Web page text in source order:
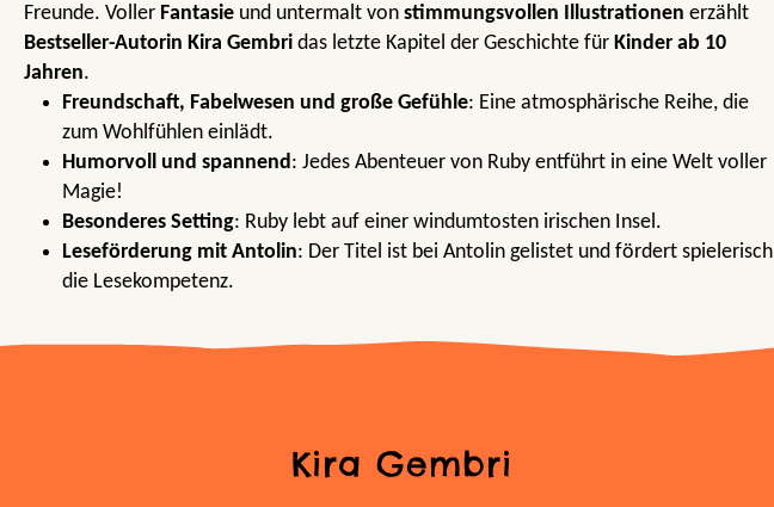
Freunde. Voller Fantasie und untermalt von stimmungsvollen Illustrationen erzählt
Bestseller-Autorin Kira Gembri das letzte Kapitel der Geschichte für Kinder ab 10
Jahren.
Freundschaft, Fabelwesen und große Gefühle: Eine atmosphärische Reihe, die
zum Wohlfühlen einlädt.
Humorvoll und spannend: Jedes Abenteuer von Ruby entführt in eine Welt voller
Magie!
Besonderes Setting: Ruby lebt auf einer windumtosten irischen Insel.
Leseförderung mit Antolin: Der Titel ist bei Antolin gelistet und fördert spielerisch
die Lesekompetenz.
Kira Gembri